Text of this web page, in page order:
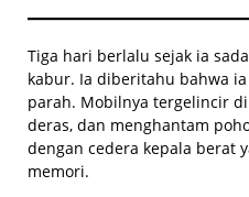
Tiga hari berlalu sejak ia
kabur. Ia diberitahu bahwa
parah. Mobilnya tergelincir
deras, dan menghantam
dengan cedera kepala berat
memori.